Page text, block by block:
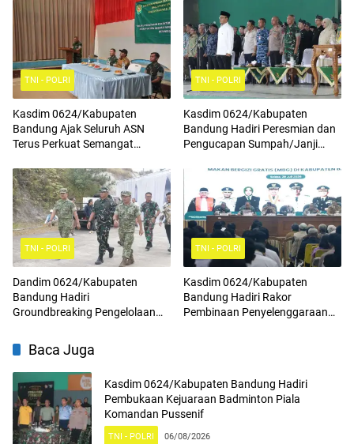
TNI - POLRI
Kasdim 0624/Kabupaten
Bandung Ajak Seluruh ASN
Terus Perkuat Semangat
Cinta Tanah Air Serta
Mengamalkan Nilai Nilai
Pancasila
TNI - POLRI
Kasdim 0624/Kabupaten
Bandung Hadiri Peresmian dan
Pengucapan Sumpah/Janji
TNI - POLRI
Dandim 0624/Kabupaten
Bandung Hadiri
Groundbreaking Pengelolaan
(PSEL) TPPAS Regional Legok
Nangka
TNI - POLRI
Kasdim 0624/Kabupaten
Bandung Hadiri Rakor
Pembinaan Penyelenggaraan
Baca Juga
Kasdim 0624/Kabupaten Bandung Hadiri
Pembukaan Kejuaraan Badminton Piala
Komandan Pussenif
TNI - POLRI 06/08/2026